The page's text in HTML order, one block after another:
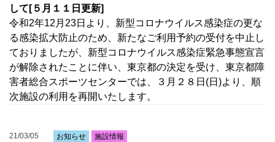
して[５月１１日更新]
令和2年12月23日より、新型コロナウイルス感染症の更な
る感染拡大防止のため、新たなご利用予約の受付を中止し
ておりましたが、新型コロナウイルス感染症緊急事態宣言
が解除されたことに伴い、東京都の決定を受け、東京都障
害者総合スポーツセンターでは、３月２８日(日)より、順
次施設の利用を再開いたします。
21/03/05 お知らせ 施設情報